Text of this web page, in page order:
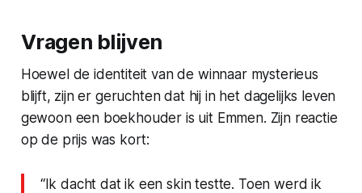
Vragen blijven
Hoewel de identiteit van de winnaar mysterieus
blijft, zijn er geruchten dat hij in het dagelijks leven
gewoon een boekhouder is uit Emmen. Zijn reactie
op de prijs was kort:
“Ik dacht dat ik een skin testte. Toen werd ik